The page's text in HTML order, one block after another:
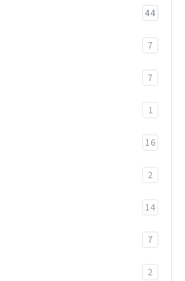
44
7
7
1
16
2
14
7
2